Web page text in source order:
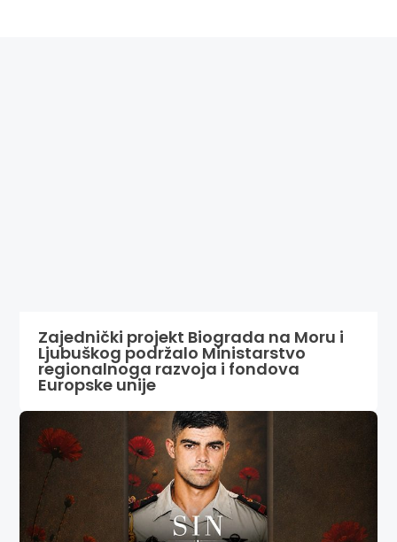
Zajednički projekt Biograda na Moru i
Ljubuškog podržalo Ministarstvo
regionalnoga razvoja i fondova
Europske unije